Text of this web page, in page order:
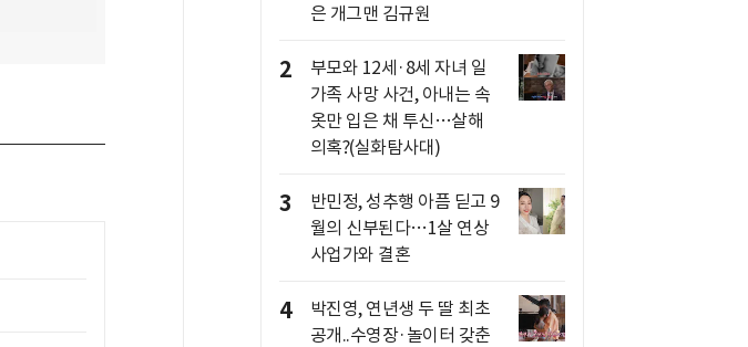
은 개그맨 김규원
2
부모와 12세·8세 자녀 일
가족 사망 사건, 아내는 속
옷만 입은 채 투신…살해
의혹?(실화탐사대)
3
반민정, 성추행 아픔 딛고 9
월의 신부된다…1살 연상
사업가와 결혼
4
박진영, 연년생 두 딸 최초
공개..수영장·놀이터 갖춘